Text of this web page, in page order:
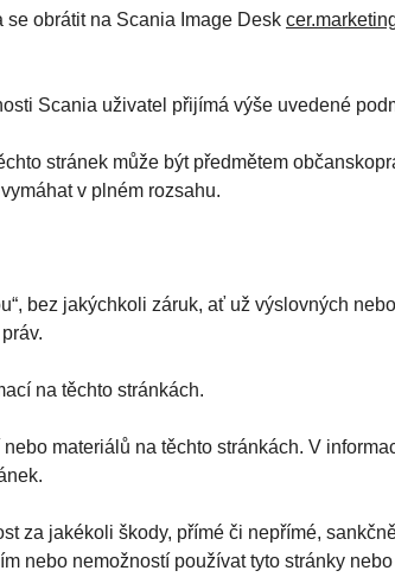
obrátit na Scania Image Desk
Scania uživatel přijímá výše uvedené
stránek může být předmětem
v plném rozsahu.
bez jakýchkoli záruk, ať už výslovných
na těchto stránkách.
materiálů na těchto stránkách. V
za jakékoli škody, přímé či nepřímé,
nebo nemožností používat tyto stránky